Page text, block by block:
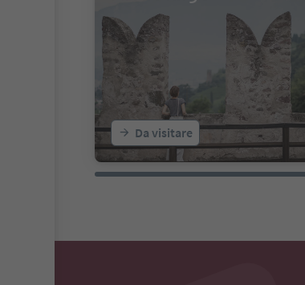
rò a disposizione avevano un solo ma
rtello. Nacque un litigio e il gigante di
Lafenn cerca di colpire il suo avversari
o con un sasso che manca il bersaglio.
Il macigno, che si conficcò nel terreno
vicino alla chiesetta, è ancor oggi visib
ile.
Da visitare